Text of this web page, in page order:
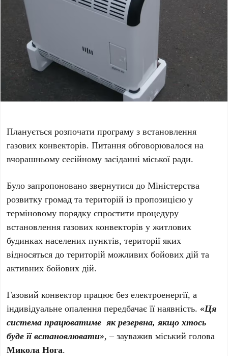
Планується розпочати програму з встановлення
газових конвекторів. Питання обговорювалося на
вчорашньому сесійному засіданні міської ради.
Було запропоновано звернутися до Міністерства
розвитку громад та територій із пропозицією у
терміновому порядку спростити процедуру
встановлення газових конвекторів у житлових
будинках населених пунктів, території яких
відносяться до територій можливих бойових дій та
активних бойових дій.
Газовий конвектор працює без електроенергії, а
індивідуальне опалення передбачає її наявність.«Ця
система працюватиме як резервна, якщо хтось
буде її встановлювати», – зауважив міський голова
Микола Нога.